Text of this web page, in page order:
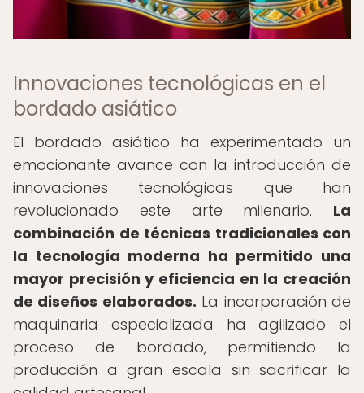
Innovaciones tecnológicas en el
bordado asiático
El bordado asiático ha experimentado un
emocionante avance con la introducción de
innovaciones tecnológicas que han
revolucionado este arte milenario. La
combinación de técnicas tradicionales con
la tecnología moderna ha permitido una
mayor precisión y eficiencia en la creación
de diseños elaborados. La incorporación de
maquinaria especializada ha agilizado el
proceso de bordado, permitiendo la
producción a gran escala sin sacrificar la